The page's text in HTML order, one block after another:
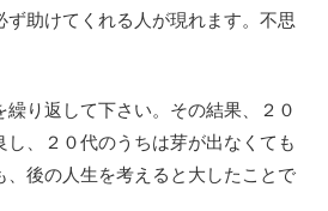
ず助けてくれる人が現れます。不思
り返して下さい。その結果、２０
、２０代のうちは芽が出なくても
、後の人生を考えると大したことで